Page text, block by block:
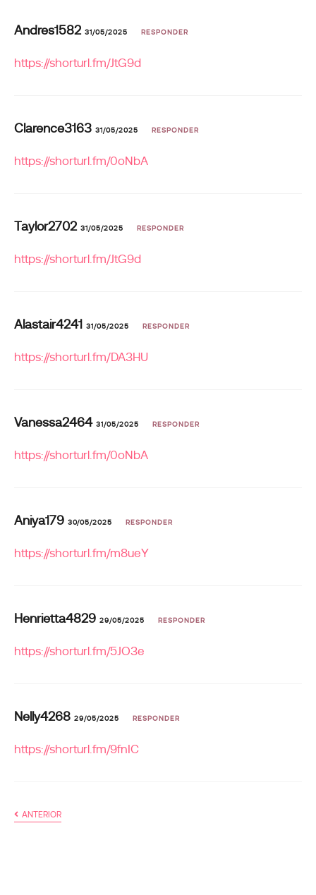
Andres1582 31/05/2025 RESPONDER
https://shorturl.fm/JtG9d
Clarence3163 31/05/2025 RESPONDER
https://shorturl.fm/0oNbA
Taylor2702 31/05/2025 RESPONDER
https://shorturl.fm/JtG9d
Alastair4241 31/05/2025 RESPONDER
https://shorturl.fm/DA3HU
Vanessa2464 31/05/2025 RESPONDER
https://shorturl.fm/0oNbA
Aniya179 30/05/2025 RESPONDER
https://shorturl.fm/m8ueY
Henrietta4829 29/05/2025 RESPONDER
https://shorturl.fm/5JO3e
Nelly4268 29/05/2025 RESPONDER
https://shorturl.fm/9fnIC
ANTERIOR